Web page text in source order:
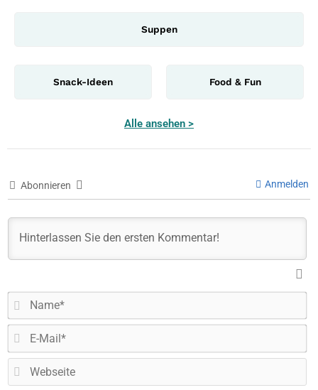
Suppen
Snack-Ideen Food & Fun
Alle ansehen >
Abonnieren Anmelden